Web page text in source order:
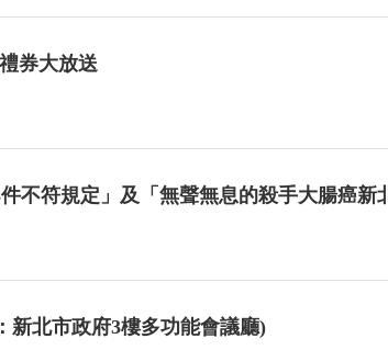
券大放送
不符規定」及「無聲無息的殺手大腸癌
新北市政府3樓多功能會議廳)